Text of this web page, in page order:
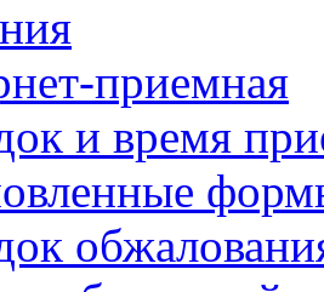
приемная
и время